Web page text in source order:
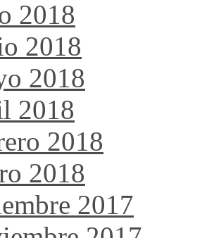
2018
2018
2018
2018
2018
2018
2017